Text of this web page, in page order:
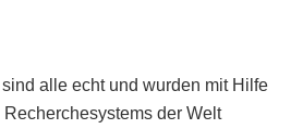
alle echt und wurden mit Hilfe
der Welt